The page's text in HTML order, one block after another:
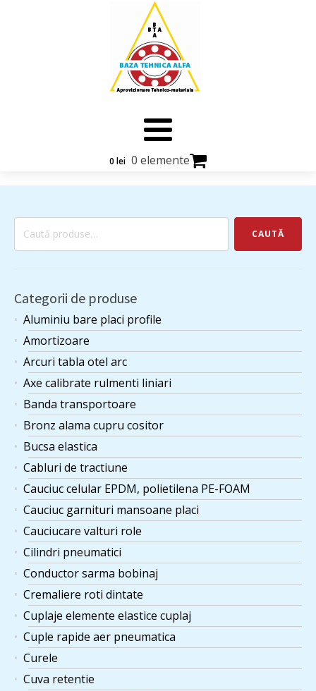
0 lei 0 elemente
Caută
CAUTĂ
Categorii de produse
Aluminiu bare placi profile
Amortizoare
Arcuri tabla otel arc
Axe calibrate rulmenti liniari
Banda transportoare
Bronz alama cupru cositor
Bucsa elastica
Cabluri de tractiune
Cauciuc celular EPDM, polietilena PE-FOAM
Cauciuc garnituri mansoane placi
Cauciucare valturi role
Cilindri pneumatici
Conductor sarma bobinaj
Cremaliere roti dintate
Cuplaje elemente elastice cuplaj
Cuple rapide aer pneumatica
Curele
Cuva retentie